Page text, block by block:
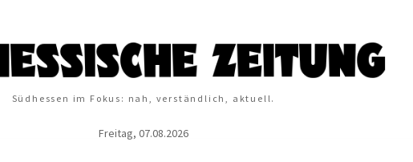
Südhessen im Fokus: nah, verständlich, aktuell.
Freitag, 07.08.2026